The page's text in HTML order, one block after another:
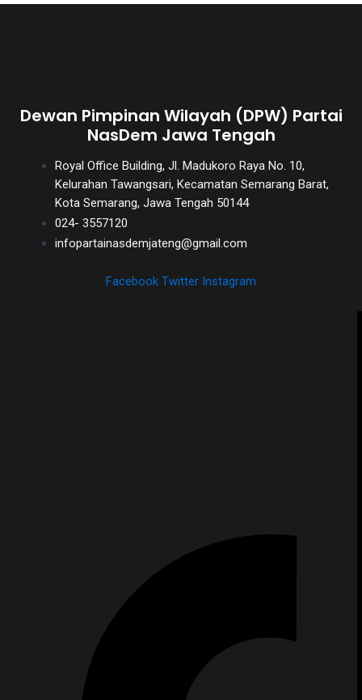
Dewan Pimpinan Wilayah (DPW) Partai
NasDem Jawa Tengah
Royal Office Building, Jl. Madukoro Raya No. 10,
Kelurahan Tawangsari, Kecamatan Semarang Barat,
Kota Semarang, Jawa Tengah 50144
024- 3557120
infopartainasdemjateng@gmail.com
Facebook Twitter Instagram